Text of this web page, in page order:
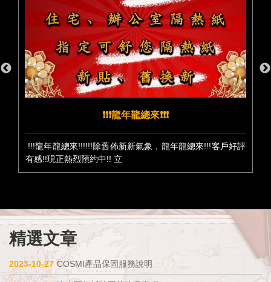
❗️❗️❗️龍年龍總來❗️❗️❗️
!!!龍年龍總來!!!!!!除舊佈新新氣象，龍年龍總來!!!客戶好評
有感!!現正熱烈預約中!! 立
精選文章
2023-10-27 COSMI產品保固服務說明